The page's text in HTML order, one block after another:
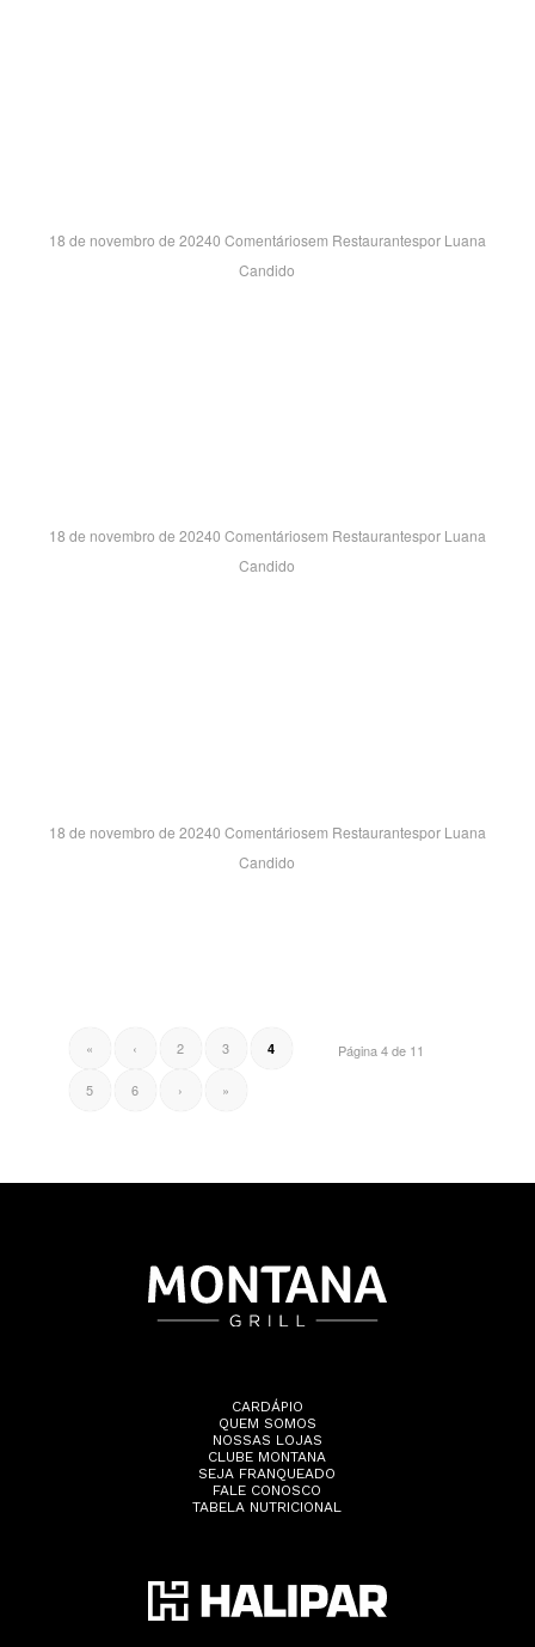
18 de novembro de 20240 Comentáriosem Restaurantespor Luana
Candido
18 de novembro de 20240 Comentáriosem Restaurantespor Luana
Candido
18 de novembro de 20240 Comentáriosem Restaurantespor Luana
Candido
Página 4 de 11
« ‹ 2 3 4
5 6 › »
CARDÁPIO
QUEM SOMOS
NOSSAS LOJAS
CLUBE MONTANA
SEJA FRANQUEADO
FALE CONOSCO
TABELA NUTRICIONAL